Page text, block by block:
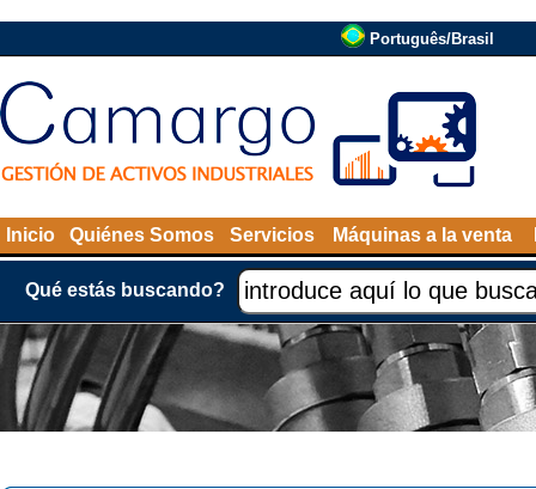
Português/Brasil
Inicio Quiénes Somos Servicios Máquinas a la venta
Qué estás buscando?